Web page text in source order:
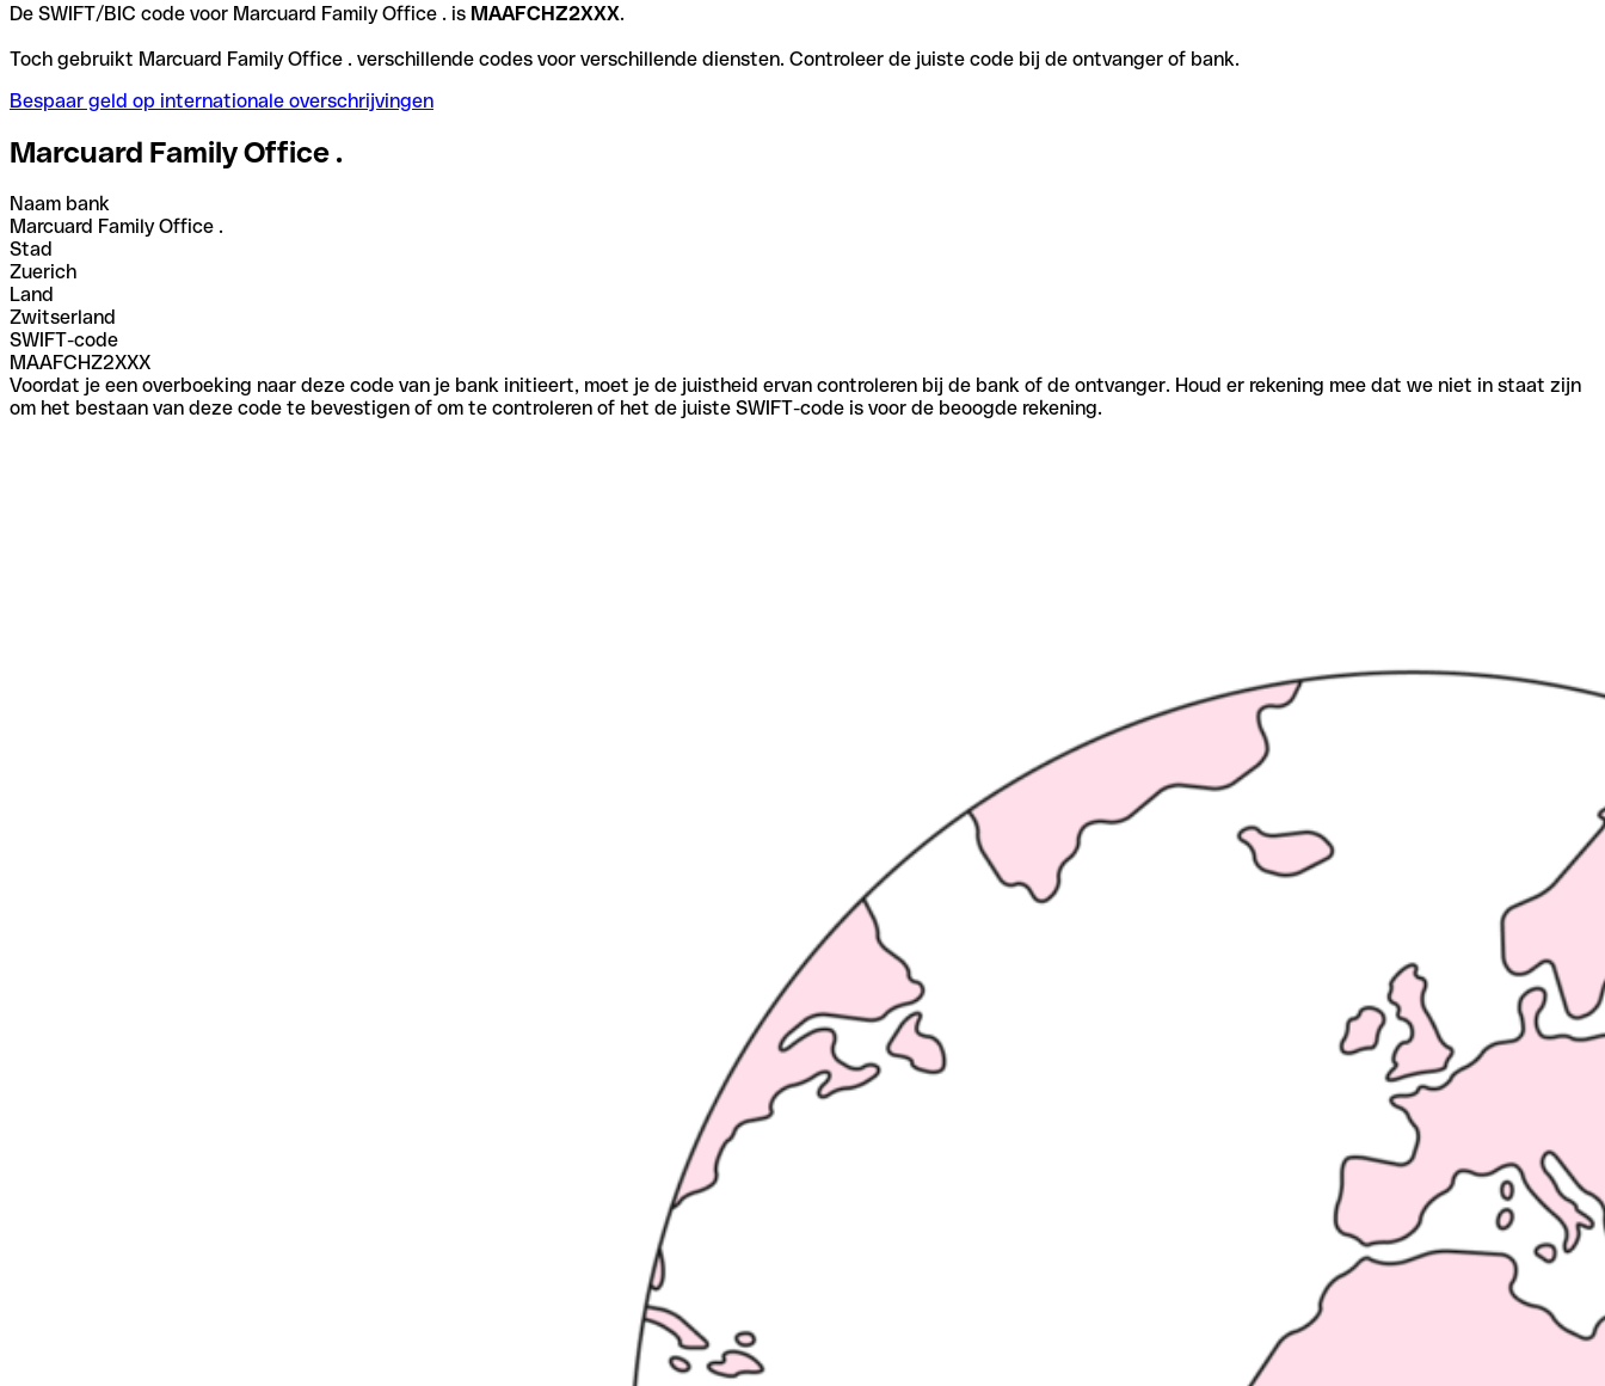
De SWIFT/BIC code voor Marcuard Family Office . is MAAFCHZ2XXX.
Toch gebruikt Marcuard Family Office . verschillende codes voor verschillende diensten. Controleer de juiste code bij de ontvanger of bank.
Bespaar geld op internationale overschrijvingen
Marcuard Family Office .
Naam bank
Marcuard Family Office .
Stad
Zuerich
Land
Zwitserland
SWIFT-code
MAAFCHZ2XXX
Voordat je een overboeking naar deze code van je bank initieert, moet je de juistheid ervan controleren bij de bank of de ontvanger. Houd er rekening mee dat we niet in staat zijn
om het bestaan van deze code te bevestigen of om te controleren of het de juiste SWIFT-code is voor de beoogde rekening.